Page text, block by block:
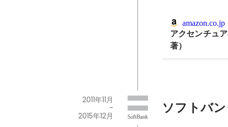
amazon.co.jp
アクセンチュ
著）
ソフトバ
2011年11月
-
2015年12月